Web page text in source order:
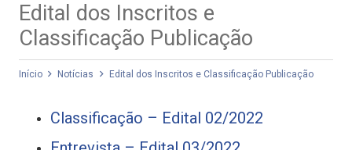
Edital dos Inscritos e
Classificação Publicação
Início Notícias Edital dos Inscritos e Classificação Publicação
Classificação – Edital 02/2022